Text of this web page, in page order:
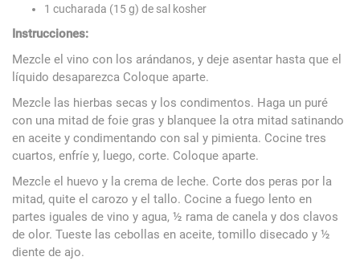
1 cucharada (15 g) de sal kosher
Instrucciones:
Mezcle el vino con los arándanos, y deje asentar hasta que el
líquido desaparezca Coloque aparte.
Mezcle las hierbas secas y los condimentos. Haga un puré
con una mitad de foie gras y blanquee la otra mitad satinando
en aceite y condimentando con sal y pimienta. Cocine tres
cuartos, enfríe y, luego, corte. Coloque aparte.
Mezcle el huevo y la crema de leche. Corte dos peras por la
mitad, quite el carozo y el tallo. Cocine a fuego lento en
partes iguales de vino y agua, ½ rama de canela y dos clavos
de olor. Tueste las cebollas en aceite, tomillo disecado y ½
diente de ajo.